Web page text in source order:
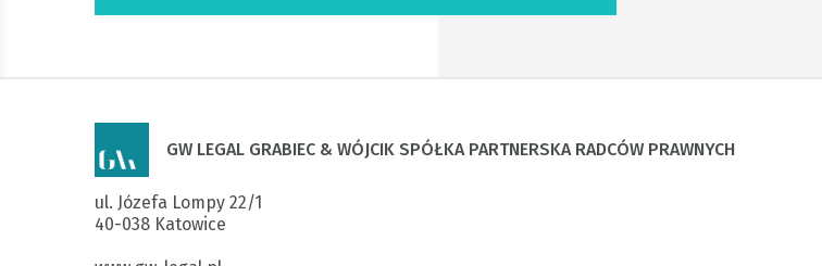
GW LEGAL GRABIEC & WÓJCIK SPÓŁKA PARTNERSKA RADCÓW PRAWNYCH
ul. Józefa Lompy 22/1
40-038 Katowice